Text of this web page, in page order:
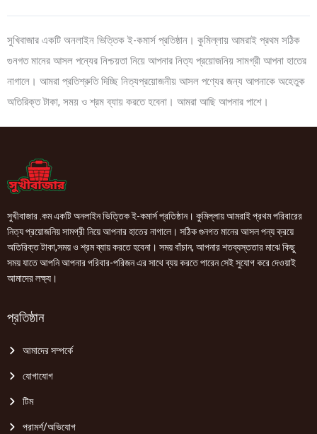
সুখিবাজার একটি অনলাইন ভিত্তিক ই-কমার্স প্রতিষ্ঠান। কুমিল্লায় আমরাই প্রথম সঠিক
গুনগত মানের আসল পন্যের নিশ্চয়তা নিয়ে আপনার নিত্য প্রয়োজনিয় সামগ্রী আপনা হাতের
নাগালে। আমরা প্রতিশ্রুতি দিচ্ছি নিত্যপ্রয়োজনীয় আসল পণ্যের জন্য আপনাকে অহেতুক
অতিরিক্ত টাকা, সময় ও শ্রম ব্যায় করতে হবেনা। আমরা আছি আপনার পাশে।
সুখীবাজার .কম একটি অনলাইন ভিত্তিক ই-কমার্স প্রতিষ্ঠান। কুমিল্লায় আমরাই প্রথম পরিবারের
নিত্য প্রয়োজনিয় সামগ্রী নিয়ে আপনার হাতের নাগালে। সঠিক গুনগত মানের আসল পন্য ক্রয়ে
অতিরিক্ত টাকা,সময় ও শ্রম ব্যায় করতে হবেনা। সময় বাঁচান, আপনার শতব্যস্ততার মাঝে কিছু
সময় যাতে আপনি আপনার পরিবার-পরিজন এর সাথে ব্যয় করতে পারেন সেই সুযোগ করে দেওয়াই
আমাদের লক্ষ্য।
প্রতিষ্ঠান
আমাদের সম্পর্কে
যোগাযোগ
টিম
পরামর্শ/অভিযোগ